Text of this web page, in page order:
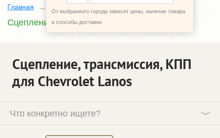
От выбранного города зависят цены, наличие товара
и способы доставки
Главная
Сцепление, трансмиссия, КПП
Сцепление, трансмиссия, КПП
для Chevrolet Lanos
Что конкретно ищете?